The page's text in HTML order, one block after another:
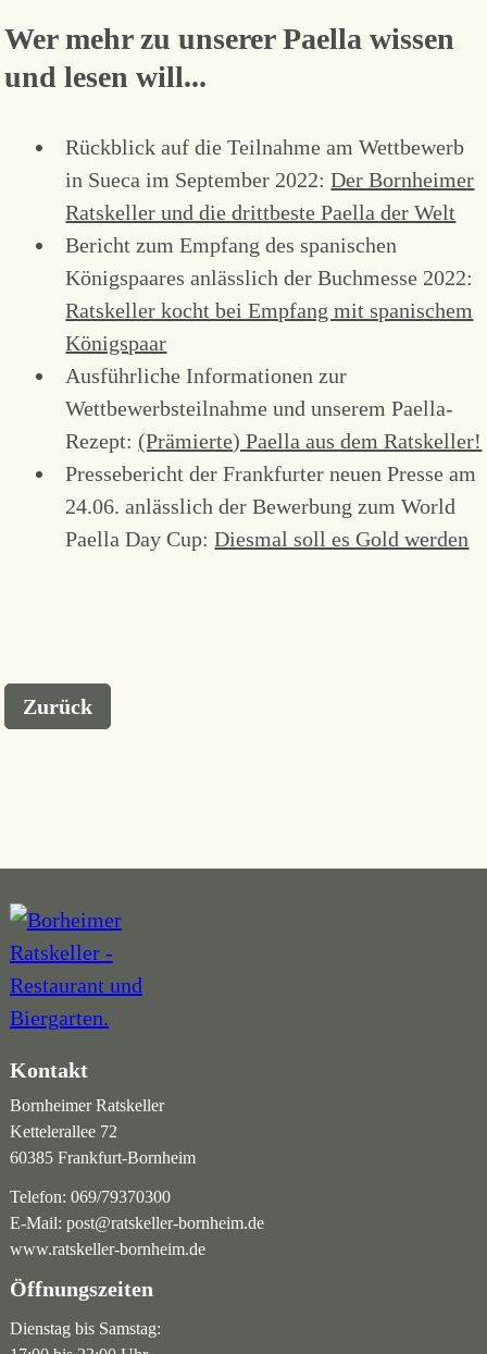
Wer mehr zu unserer Paella wissen
und lesen will...
Rückblick auf die Teilnahme am Wettbewerb
in Sueca im September 2022:Der Bornheimer
Ratskeller und die drittbeste Paella der Welt
Bericht zum Empfang des spanischen
Königspaares anlässlich der Buchmesse 2022:
Ratskeller kocht bei Empfang mit spanischem
Königspaar
Ausführliche Informationen zur
Wettbewerbsteilnahme und unserem Paella-
Rezept: (Prämierte) Paella aus dem Ratskeller!
Pressebericht der Frankfurter neuen Presse am
24.06. anlässlich der Bewerbung zum World
Paella Day Cup:Diesmal soll es Gold werden
Zurück
Kontakt
Bornheimer Ratskeller
Kettelerallee 72
60385 Frankfurt-Bornheim
Telefon: 069/79370300
E-Mail: post@ratskeller-bornheim.de
www.ratskeller-bornheim.de
Öffnungszeiten
Dienstag bis Samstag: